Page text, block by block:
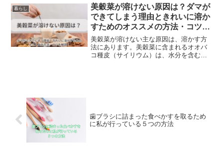
にぴったりの、育てるタオルを安く買う
方法を、ご紹介します。育てるタオル公
式LINEの友達限定クーポン、アウトレッ
ト商品、ポイント活用、送料無料、期間
限定キャンペーンやセール。Amazonなど
のオンラインショップを活用して、上質
なタオルを賢くゲット！
暮らし
美穀菜が溶けない原因は？ダマが
できてしまう理由ときれいに溶か
すためのオススメの方法・コツを
解説！
美穀菜が溶けない主な原因は、溶かす方
法にあります。美穀菜に含まれるオオバ
コ種皮（サイリウム）は、水分を含むと
歯ブラシに詰まった食べかすを取るため
に私が行っている５つの方法